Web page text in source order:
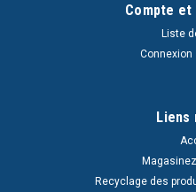
Compte et
Liste
Connexion
Liens
Recyclage des